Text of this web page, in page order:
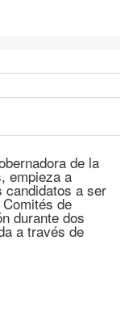
de la
empieza a
a ser
de
durante dos
a través de